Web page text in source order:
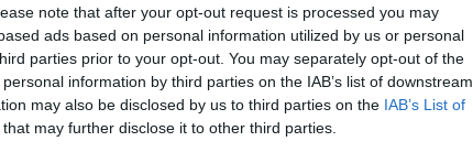
note that after your opt-out request is processed you may
ads based on personal information utilized by us or personal
parties prior to your opt-out. You may separately opt-out of the
information by third parties on the IAB’s list of downstream
may also be disclosed by us to third parties on the IAB’s List of
that may further disclose it to other third parties.
a locale” di Daniele Salvadori